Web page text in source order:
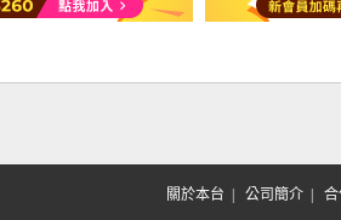
關於本台 公司簡介| 合